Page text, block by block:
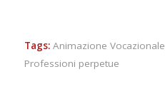
Tags: Animazione Vocazionale
Professioni perpetue